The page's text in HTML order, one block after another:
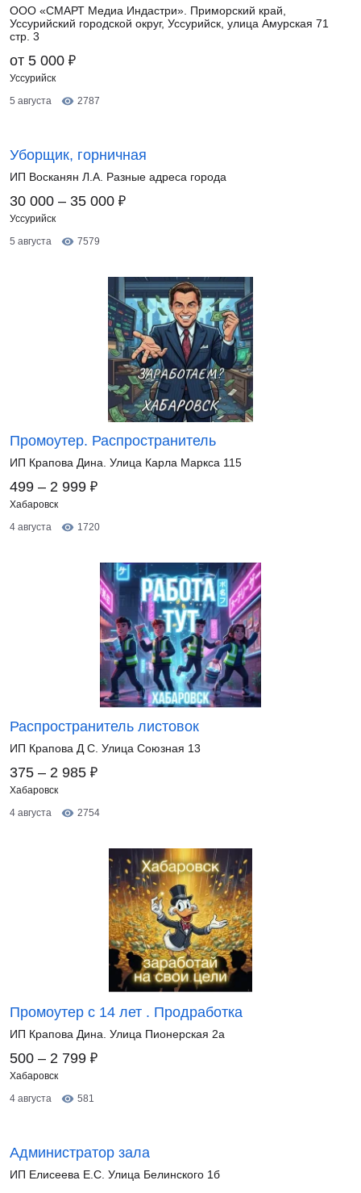
ООО «СМАРТ Медиа Индастри». Приморский край,
Уссурийский городской округ, Уссурийск, улица Амурская 71
стр. 3
от 5 000 ₽
Уссурийск
5 августа
2787
Уборщик, горничная
ИП Восканян Л.А. Разные адреса города
30 000 – 35 000 ₽
Уссурийск
5 августа
7579
Промоутер. Распространитель
ИП Крапова Дина. Улица Карла Маркса 115
499 – 2 999 ₽
Хабаровск
4 августа
1720
Распространитель листовок
ИП Крапова Д С. Улица Союзная 13
375 – 2 985 ₽
Хабаровск
4 августа
2754
Промоутер с 14 лет . Продработка
ИП Крапова Дина. Улица Пионерская 2а
500 – 2 799 ₽
Хабаровск
4 августа
581
Администратор зала
ИП Елисеева Е.С. Улица Белинского 1б